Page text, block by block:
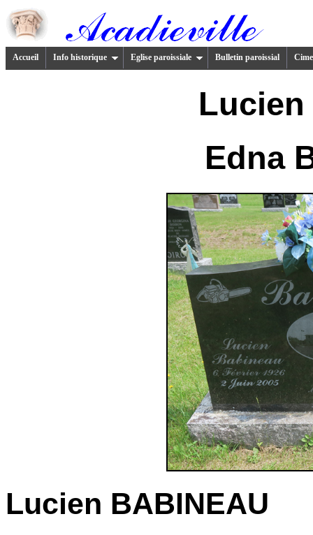
Accueil Info historique Eglise paroissiale Bulletin paroissial
Lucien
Edna
Lucien BABINEAU